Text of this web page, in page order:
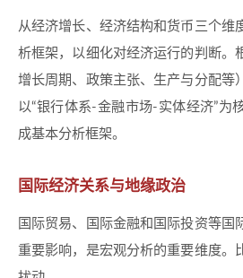
从经济增长、经济结构和货币三个维
析框架，以细化对经济运行的判断。
增长周期、政策主张、生产与分配等
以“银行体系-金融市场-实体经济”为
成基本分析框架。
国际经济关系与地缘政治
国际贸易、国际金融和国际投资等国
重要影响，是宏观分析的重要维度。